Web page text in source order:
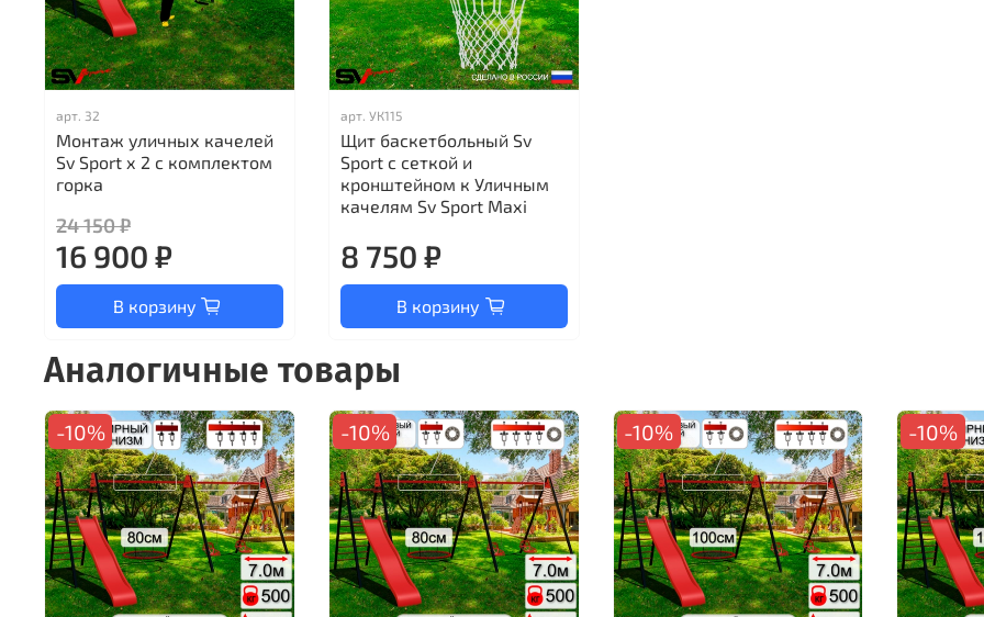
арт. 32
Монтаж уличных качелей
Sv Sport х 2 с комплектом
горка
24 150 ₽
16 900 ₽
В корзину
арт. УК115
Щит баскетбольный Sv
Sport c сеткой и
кронштейном к Уличным
качелям Sv Sport Maхi
8 750 ₽
В корзину
Аналогичные товары
-10% -10% -10% -10%